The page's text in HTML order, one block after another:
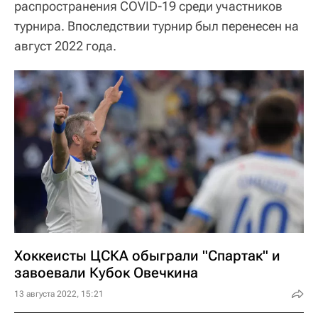
распространения COVID-19 среди участников
турнира. Впоследствии турнир был перенесен на
август 2022 года.
Хоккеисты ЦСКА обыграли "Спартак" и
завоевали Кубок Овечкина
13 августа 2022, 15:21